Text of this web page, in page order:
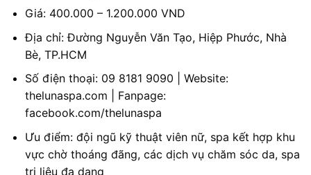
Giá: 400.000 – 1.200.000 VND
Địa chỉ: Đường Nguyễn Văn Tạo, Hiệp Phước, Nhà
Bè, TP.HCM
Số điện thoại: 09 8181 9090 | Website:
thelunaspa.com | Fanpage:
facebook.com/thelunaspa
Ưu điểm: đội ngũ kỹ thuật viên nữ, spa kết hợp khu
vực chờ thoáng đãng, các dịch vụ chăm sóc da, spa
trị liệu đa dạng